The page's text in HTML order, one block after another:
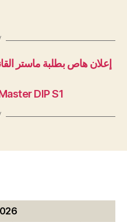
إعلان هاص بطلبة ماستر
DIP S1